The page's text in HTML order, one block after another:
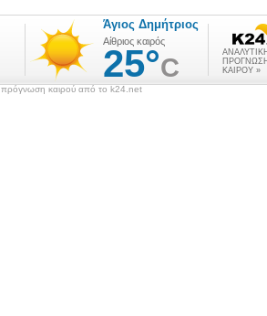
πρόγνωση καιρού από το k24.net